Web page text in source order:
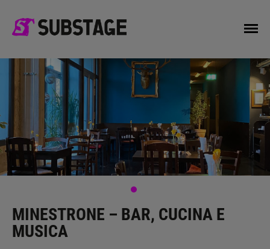
MINESTRONE – BAR, CUCINA E
MUSICA